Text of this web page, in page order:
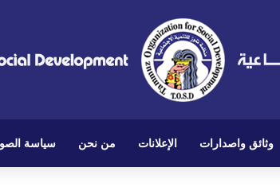
وثائق واصدارات الإعلانات من نحن سياسة